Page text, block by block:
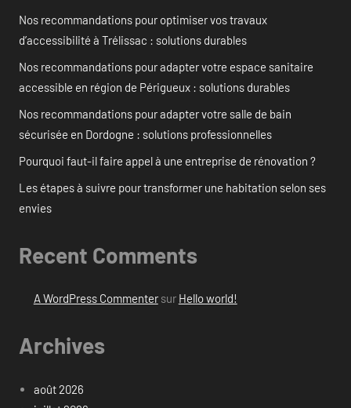
Nos recommandations pour optimiser vos travaux
d’accessibilité à Trélissac : solutions durables
Nos recommandations pour adapter votre espace sanitaire
accessible en région de Périgueux : solutions durables
Nos recommandations pour adapter votre salle de bain
sécurisée en Dordogne : solutions professionnelles
Pourquoi faut-il faire appel à une entreprise de rénovation ?
Les étapes à suivre pour transformer une habitation selon ses
envies
Recent Comments
A WordPress Commentersur Hello world!
Archives
août 2026